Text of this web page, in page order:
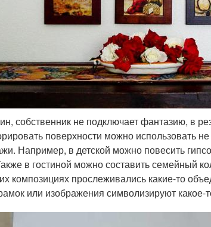
собственник не подключает фантазию, в
поверхности можно использовать
Например, в детской можно повесить
в гостиной можно составить семейный
композициях прослеживались какие-то
или изображения символизируют какое-